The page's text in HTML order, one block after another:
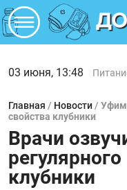
03 июня, 13:48
Главная / Новости /
свойства клубники
Врачи
клубники